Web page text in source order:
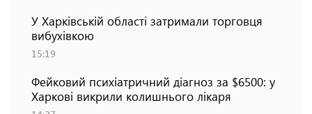
У Харківській області затримали торговця
вибухівкою
15:19
Фейковий психіатричний діагноз за $6500: у
Харкові викрили колишнього лікаря